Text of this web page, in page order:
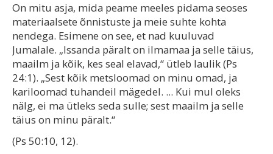
On mitu asja, mida peame meeles pidama seoses
materiaalsete õnnistuste ja meie suhte kohta
nendega. Esimene on see, et nad kuuluvad
Jumalale. „Issanda päralt on ilmamaa ja selle täius,
maailm ja kõik, kes seal elavad,“ ütleb laulik (Ps
24:1). „Sest kõik metsloomad on minu omad, ja
kariloomad tuhandeil mägedel. ... Kui mul oleks
nälg, ei ma ütleks seda sulle; sest maailm ja selle
täius on minu päralt.“
(Ps 50:10, 12).